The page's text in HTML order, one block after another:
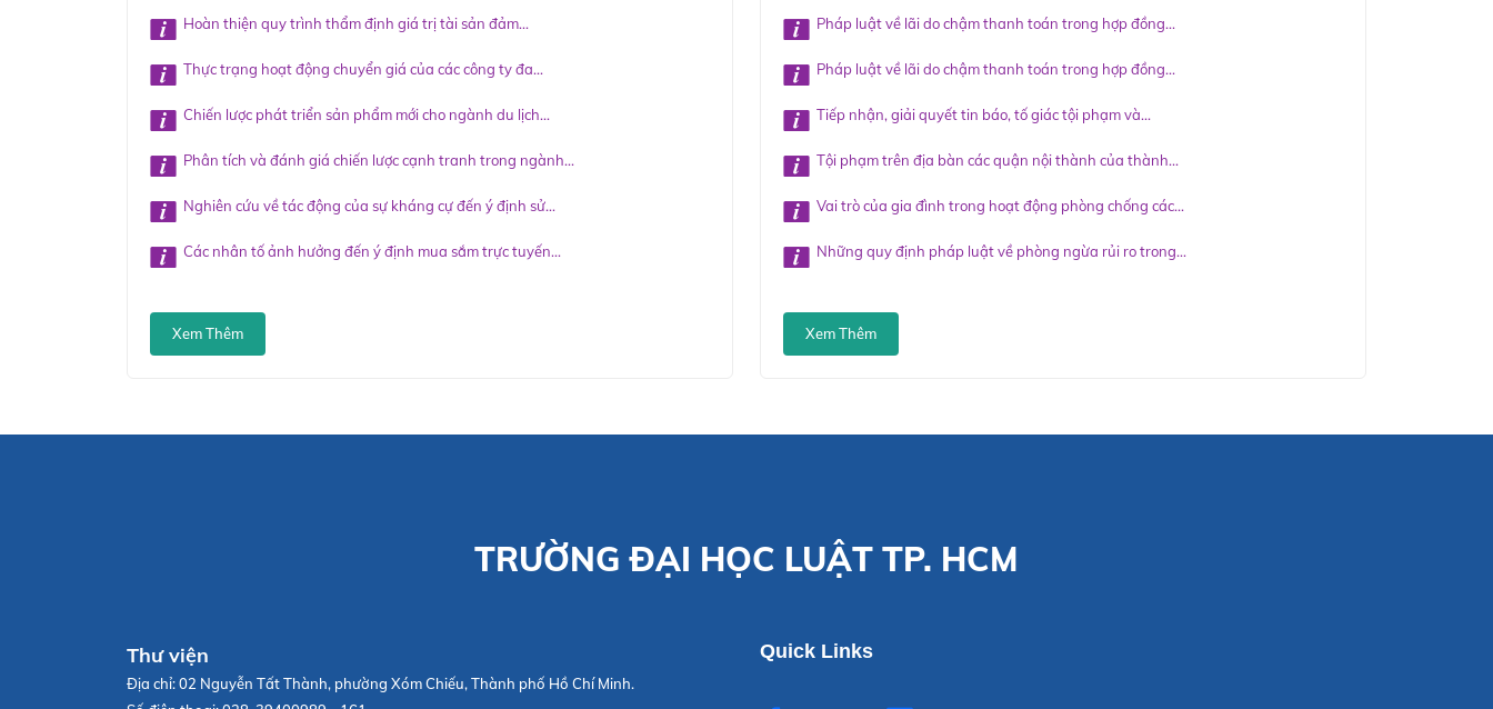
Hoàn thiện quy trình thẩm định giá trị tài sản đảm...
Thực trạng hoạt động chuyển giá của các công ty đa...
Chiến lược phát triển sản phẩm mới cho ngành du lịch...
Phân tích và đánh giá chiến lược cạnh tranh trong ngành...
Nghiên cứu về tác động của sự kháng cự đến ý định sử...
Các nhân tố ảnh hưởng đến ý định mua sắm trực tuyến...
Xem Thêm
Pháp luật về lãi do chậm thanh toán trong hợp đồng...
Pháp luật về lãi do chậm thanh toán trong hợp đồng...
Tiếp nhận, giải quyết tin báo, tố giác tội phạm và...
Tội phạm trên địa bàn các quận nội thành của thành...
Vai trò của gia đình trong hoạt động phòng chống các...
Những quy định pháp luật về phòng ngừa rủi ro trong...
Xem Thêm
TRƯỜNG ĐẠI HỌC LUẬT TP. HCM
Thư viện
Địa chỉ:02 Nguyễn Tất Thành, phường Xóm Chiếu, Thành phố Hồ Chí Minh.
Quick Links